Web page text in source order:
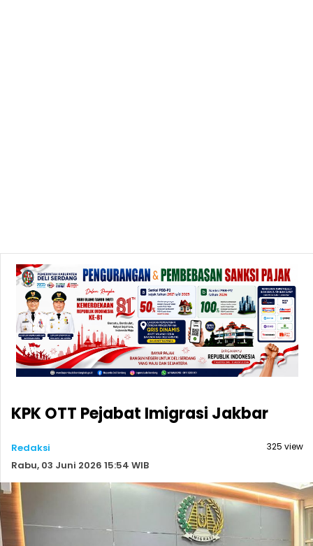
KPK OTT Pejabat Imigrasi Jakbar
Redaksi
Rabu, 03 Juni 2026 15:54 WIB
325 view